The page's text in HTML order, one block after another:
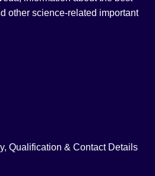
other science-related important
Qualification & Contact Details